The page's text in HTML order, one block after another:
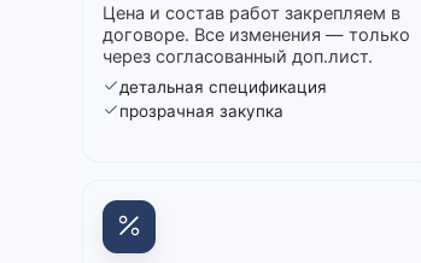
Цена и состав работ закрепляем в
договоре. Все изменения — только
через согласованный доп.лист.
детальная спецификация
прозрачная закупка